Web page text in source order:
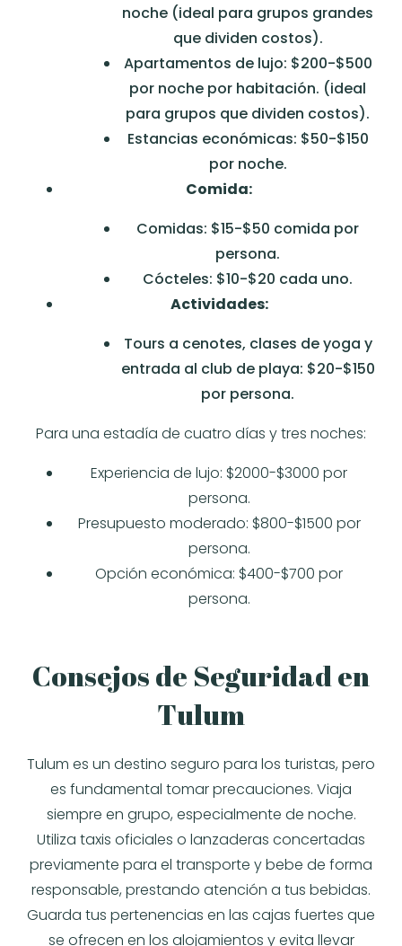
noche (ideal para grupos grandes
que dividen costos).
Apartamentos de lujo: $200-$500
por noche por habitación. (ideal
para grupos que dividen costos).
Estancias económicas: $50-$150
por noche.
Comida:
Comidas: $15-$50 comida por
persona.
Cócteles: $10-$20 cada uno.
Actividades:
Tours a cenotes, clases de yoga y
entrada al club de playa: $20-$150
por persona.
Para una estadía de cuatro días y tres noches:
Experiencia de lujo: $2000-$3000 por
persona.
Presupuesto moderado: $800-$1500 por
persona.
Opción económica: $400-$700 por
persona.
Consejos de Seguridad en
Tulum
Tulum es un destino seguro para los turistas, pero
es fundamental tomar precauciones. Viaja
siempre en grupo, especialmente de noche.
Utiliza taxis oficiales o lanzaderas concertadas
previamente para el transporte y bebe de forma
responsable, prestando atención a tus bebidas.
Guarda tus pertenencias en las cajas fuertes que
se ofrecen en los alojamientos y evita llevar